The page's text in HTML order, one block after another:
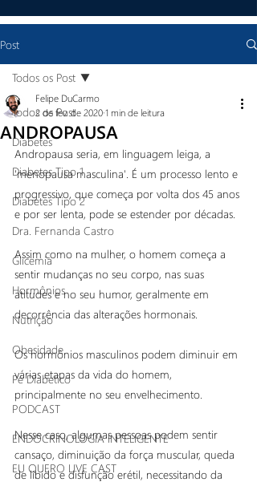
Post
Todos os Post
Diabetes
Diabetes Tipo 1
Diabetes Tipo 2
Dra. Fernanda Castro
Glicemia
Hormônios
Nutrição
Obesidade
Pé Diabetico
PODCAST
ENDOCRINOLOGIA INTELIGENTE
EU QUERO LIVE CAST
Todos os Post
ANDROPAUSA
Felipe DuCarmo
2 de fev. de 20201 min de leitura
Andropausa seria, em linguagem leiga, a
'menopausa masculina'. É um processo lento e
progressivo, que começa por volta dos 45 anos
e por ser lenta, pode se estender por décadas.
Assim como na mulher, o homem começa a
sentir mudanças no seu corpo, nas suas
atitudes e no seu humor, geralmente em
decorrência das alterações hormonais.
Os hormônios masculinos podem diminuir em
várias etapas da vida do homem,
principalmente no seu envelhecimento.
Nesse caso, algumas pessoas podem sentir
cansaço, diminuição da força muscular, queda
de libido e disfunção erétil, necessitando da